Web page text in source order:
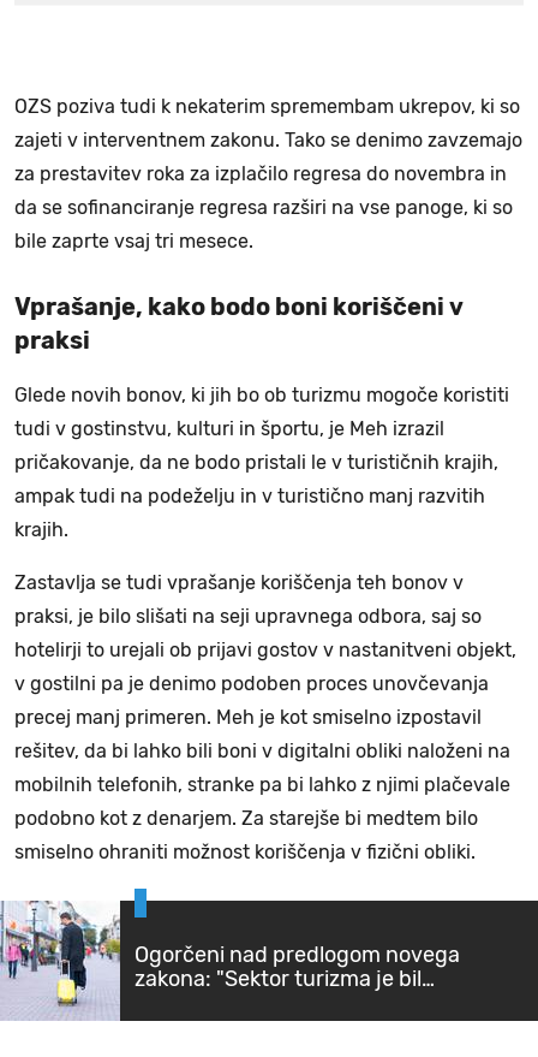
OZS poziva tudi k nekaterim spremembam ukrepov, ki so
zajeti v interventnem zakonu. Tako se denimo zavzemajo
za prestavitev roka za izplačilo regresa do novembra in
da se sofinanciranje regresa razširi na vse panoge, ki so
bile zaprte vsaj tri mesece.
Vprašanje, kako bodo boni koriščeni v
praksi
Glede novih bonov, ki jih bo ob turizmu mogoče koristiti
tudi v gostinstvu, kulturi in športu, je Meh izrazil
pričakovanje, da ne bodo pristali le v turističnih krajih,
ampak tudi na podeželju in v turistično manj razvitih
krajih.
Zastavlja se tudi vprašanje koriščenja teh bonov v
praksi, je bilo slišati na seji upravnega odbora, saj so
hotelirji to urejali ob prijavi gostov v nastanitveni objekt,
v gostilni pa je denimo podoben proces unovčevanja
precej manj primeren. Meh je kot smiselno izpostavil
rešitev, da bi lahko bili boni v digitalni obliki naloženi na
mobilnih telefonih, stranke pa bi lahko z njimi plačevale
podobno kot z denarjem. Za starejše bi medtem bilo
smiselno ohraniti možnost koriščenja v fizični obliki.
Ogorčeni nad predlogom novega
zakona: "Sektor turizma je bil